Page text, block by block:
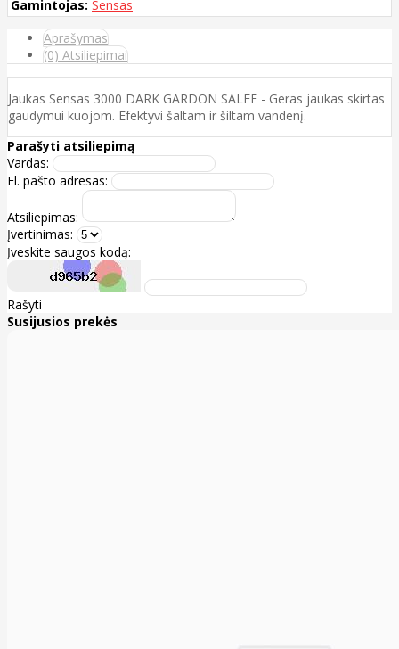
Gamintojas: Sensas
Aprašymas
(0) Atsiliepimai
Jaukas Sensas 3000 DARK GARDON SALEE - Geras jaukas skirtas
gaudymui kuojom. Efektyvi šaltam ir šiltam vandenį.
Parašyti atsiliepimą
Vardas:
El. pašto adresas:
Atsiliepimas:
Įvertinimas:
Įveskite saugos kodą:
Rašyti
Susijusios prekės